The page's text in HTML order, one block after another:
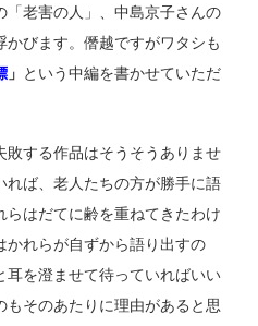
老害の人」、中島京子さんの
かびます。僭越ですがワタシも
」 という中編を書かせていただ
する作品はそうそうありませ
ば、老人たちの方が勝手に語
らはだてに齢を重ねてきたわけ
れらが自ずから語り出すの
を澄ませて待っていればいい
そのあたりに理由があると思